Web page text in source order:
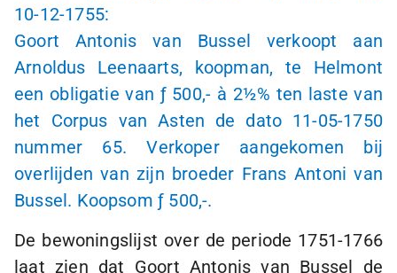
10-12-1755:
Goort Antonis van Bussel verkoopt aan
Arnoldus Leenaarts, koopman, te Helmont
een obligatie van ƒ 500,- à 2½% ten laste van
het Corpus van Asten de dato 11-05-1750
nummer 65. Verkoper aangekomen bij
overlijden van zijn broeder Frans Antoni van
Bussel. Koopsomƒ 500,-.
De bewoningslijst over de periode 1751-1766
laat zien dat Goort Antonis van Bussel de